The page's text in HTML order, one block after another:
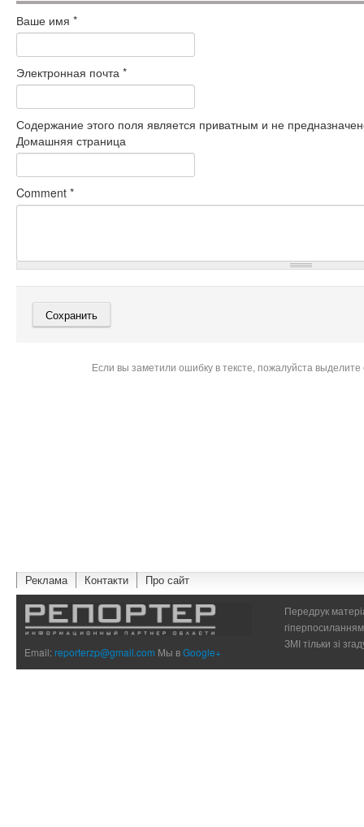
Ваше имя *
Электронная почта *
Содержание этого поля является приватным и не
Домашняя страница
Comment *
Если вы заметили ошибку в тексте, пожалуйста
Реклама Контакти Про сайт
Email:reporterzp@gmail.com Мы вGoogle+
Передрук
ЗМІ тільки зі